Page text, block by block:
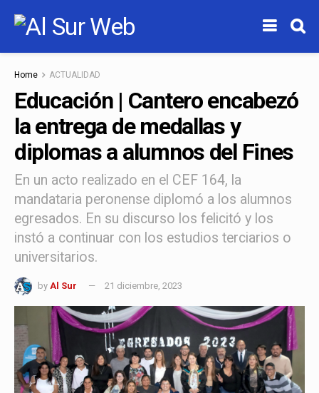
Home ACTUALIDAD
Educación | Cantero encabezó
la entrega de medallas y
diplomas a alumnos del Fines
En un acto realizado en el CEF 164, la
mandataria peronense diplomó a los alumnos
egresados. En su discurso los felicitó y los
instó a continuar con los estudios terciarios o
universitarios.
by Al Sur 21 diciembre, 2023